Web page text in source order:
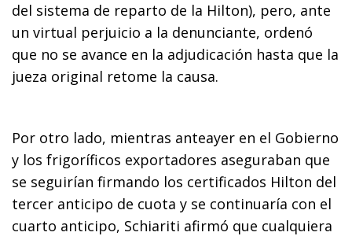
del sistema de reparto de la Hilton), pero, ante
un virtual perjuicio a la denunciante, ordenó
que no se avance en la adjudicación hasta que la
jueza original retome la causa.
Por otro lado, mientras anteayer en el Gobierno
y los frigoríficos exportadores aseguraban que
se seguirían firmando los certificados Hilton del
tercer anticipo de cuota y se continuaría con el
cuarto anticipo, Schiariti afirmó que cualquiera